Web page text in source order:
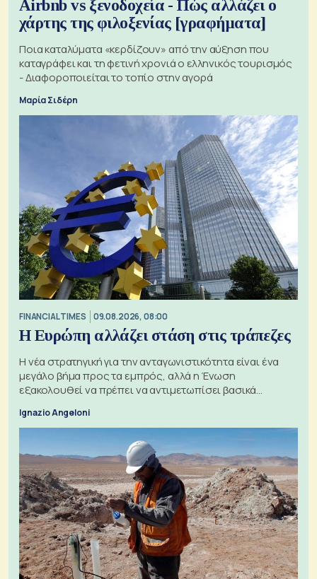
Airbnb vs ξενοδοχεία - Πώς αλλάζει ο
χάρτης της φιλοξενίας [γραφήματα]
Ποια καταλύματα «κερδίζουν» από την αύξηση που
καταγράφει και τη φετινή χρονιά ο ελληνικός τουρισμός
- Διαφοροποιείται το τοπίο στην αγορά
Μαρία Σιδέρη
FINANCIAL TIMES 09.08.2026, 08:00
Η Ευρώπη αλλάζει στάση στις τράπεζες
Η νέα στρατηγική για την ανταγωνιστικότητα είναι ένα
μεγάλο βήμα προς τα εμπρός, αλλά η Ένωση
εξακολουθεί να πρέπει να αντιμετωπίσει βασικά
Ignazio Angeloni